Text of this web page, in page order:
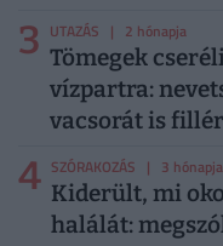
3 UTAZÁS | 2 hónapja
Tömegek
vízpartra:
vacsorát is
4 SZÓRAKOZÁS | 3 hónapja
Kiderült, mi
halálát: